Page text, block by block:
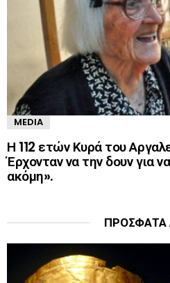
MEDIA
Η 112 ετών Κυρά του
Έρχονταν να την δουν για
ακόμη».
ΠΡΌΣΦΑΤΑ